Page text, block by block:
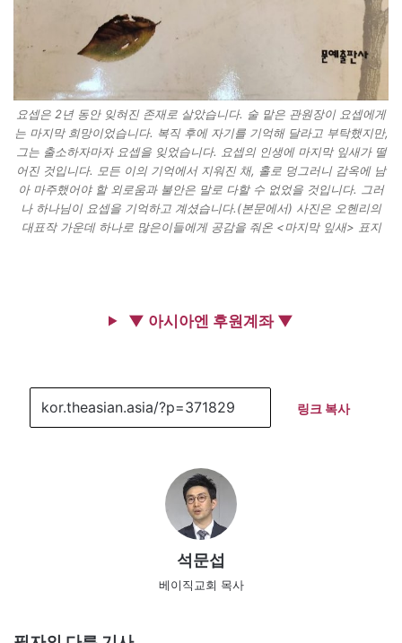
요셉은 2년 동안 잊혀진 존재로 살았습니다. 술 맡은 관원장이 요셉에게
는 마지막 희망이었습니다. 복직 후에 자기를 기억해 달라고 부탁했지만,
그는 출소하자마자 요셉을 잊었습니다. 요셉의 인생에 마지막 잎새가 떨
어진 것입니다. 모든 이의 기억에서 지워진 채, 홀로 덩그러니 감옥에 남
아 마주했어야 할 외로움과 불안은 말로 다할 수 없었을 것입니다. 그러
나 하나님이 요셉을 기억하고 계셨습니다.(본문에서) 사진은 오헨리의
대표작 가운데 하나로 많은이들에게 공감을 줘온 <마지막 잎새> 표지
▼ 아시아엔 후원계좌 ▼
링크 복사
석문섭
베이직교회 목사